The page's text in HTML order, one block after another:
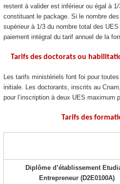
restent à valider est inférieur ou égal à
constituant le package. Si le nombre
supérieur à 1/3 du nombre total des
paiement intégral du tarif annuel de la
Tarifs des doctorats ou
Les tarifs ministériels font foi pour
initiale. Les doctorants, inscrits au
pour l’inscription à deux UES maximum
Tarifs des
Diplôme d’établissement
Entrepreneur (D2E0100A)